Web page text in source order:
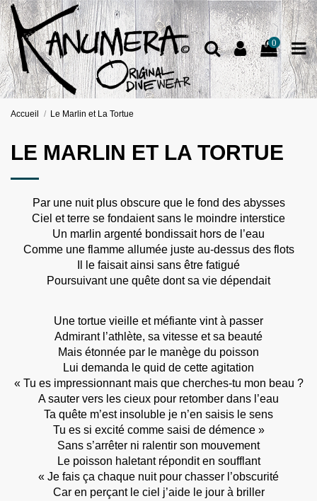
0
Accueil Le Marlin et La Tortue
LE MARLIN ET LA TORTUE
Par une nuit plus obscure que le fond des abysses
Ciel et terre se fondaient sans le moindre interstice
Un marlin argenté bondissait hors de l’eau
Comme une flamme allumée juste au-dessus des flots
Il le faisait ainsi sans être fatigué
Poursuivant une quête dont sa vie dépendait
Une tortue vieille et méfiante vint à passer
Admirant l’athlète, sa vitesse et sa beauté
Mais étonnée par le manège du poisson
Lui demanda le quid de cette agitation
« Tu es impressionnant mais que cherches-tu mon beau ?
A sauter vers les cieux pour retomber dans l’eau
Ta quête m’est insoluble je n’en saisis le sens
Tu es si excité comme saisi de démence »
Sans s’arrêter ni ralentir son mouvement
Le poisson haletant répondit en soufflant
« Je fais ça chaque nuit pour chasser l’obscurité
Car en perçant le ciel j’aide le jour à briller